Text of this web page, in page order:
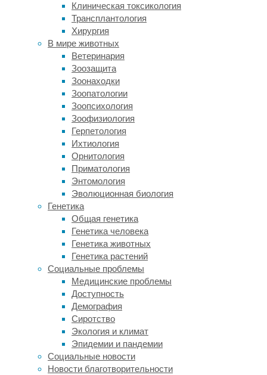
Клиническая токсикология
Трансплантология
Хирургия
В мире животных
Ветеринария
Зоозащита
Зоонаходки
Зоопатологии
Зоопсихология
Зоофизиология
Герпетология
Ихтиология
Орнитология
Приматология
Энтомология
Эволюционная биология
Генетика
Общая генетика
Генетика человека
Генетика животных
Генетика растений
Социальные проблемы
Медицинские проблемы
Доступность
Демография
Сиротство
Экология и климат
Эпидемии и пандемии
Социальные новости
Новости благотворительности
социальное
тревожное
расстройство;
фобии,
среди
которых
отдельно
отмечают
агорафобию.
«А
что,
если»:
генерализованное
тревожное
расстройство
Люди
ГТР
предвидят
катастрофу
во
всем:
мир
умрет